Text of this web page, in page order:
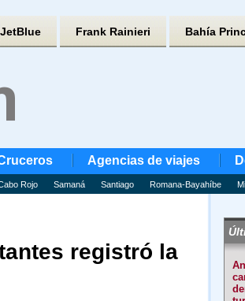
JetBlue Frank Rainieri Bahía
Agencias de viajes
Rojo Samaná Santiago Romana-Bayahíbe
registró la